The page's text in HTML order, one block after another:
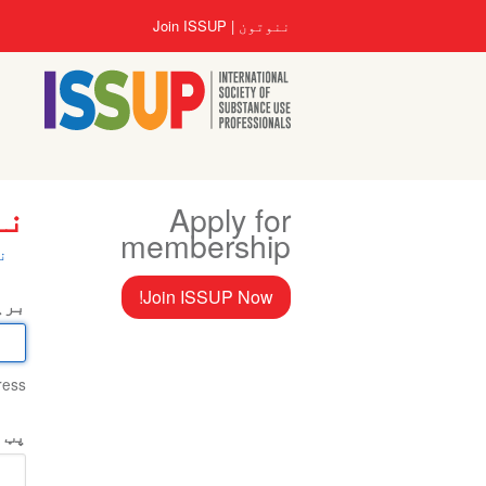
User
account
menu
ننوتون Join ISSUP
Apply for
membership
Join ISSUP Now!